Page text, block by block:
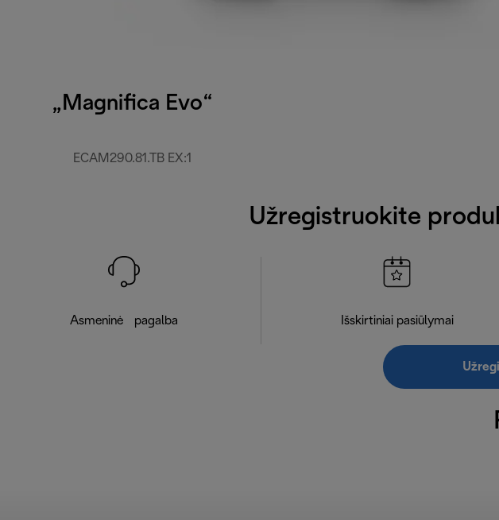
„Magnifica Evo“
ECAM290.81.TB EX:1
Užregistruokite
Asmeninė pagalba Išskirtiniai pasiūlymai